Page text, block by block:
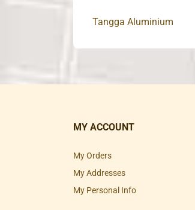
Tangga Aluminium
MY ACCOUNT
My Orders
My Addresses
My Personal Info